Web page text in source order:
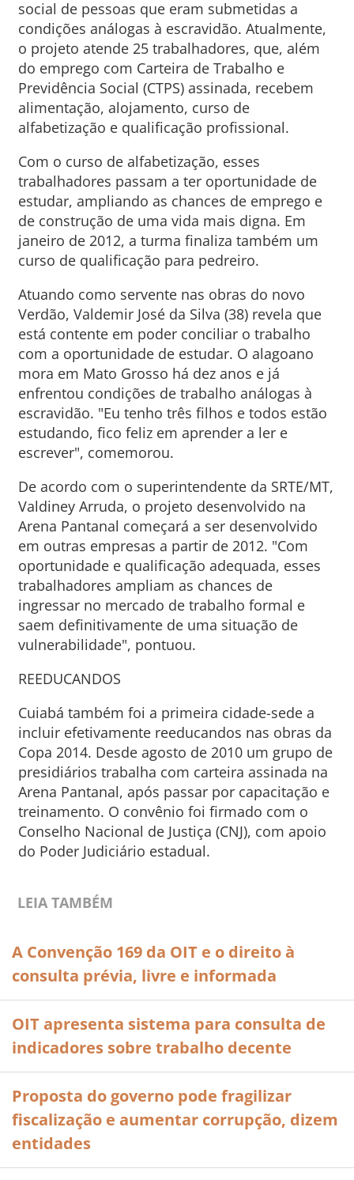
social de pessoas que eram submetidas a
condições análogas à escravidão. Atualmente,
o projeto atende 25 trabalhadores, que, além
do emprego com Carteira de Trabalho e
Previdência Social (CTPS) assinada, recebem
alimentação, alojamento, curso de
alfabetização e qualificação profissional.
Com o curso de alfabetização, esses
trabalhadores passam a ter oportunidade de
estudar, ampliando as chances de emprego e
de construção de uma vida mais digna. Em
janeiro de 2012, a turma finaliza também um
curso de qualificação para pedreiro.
Atuando como servente nas obras do novo
Verdão, Valdemir José da Silva (38) revela que
está contente em poder conciliar o trabalho
com a oportunidade de estudar. O alagoano
mora em Mato Grosso há dez anos e já
enfrentou condições de trabalho análogas à
escravidão. "Eu tenho três filhos e todos estão
estudando, fico feliz em aprender a ler e
escrever", comemorou.
De acordo com o superintendente da SRTE/MT,
Valdiney Arruda, o projeto desenvolvido na
Arena Pantanal começará a ser desenvolvido
em outras empresas a partir de 2012. "Com
oportunidade e qualificação adequada, esses
trabalhadores ampliam as chances de
ingressar no mercado de trabalho formal e
saem definitivamente de uma situação de
vulnerabilidade", pontuou.
REEDUCANDOS
Cuiabá também foi a primeira cidade-sede a
incluir efetivamente reeducandos nas obras da
Copa 2014. Desde agosto de 2010 um grupo de
presidiários trabalha com carteira assinada na
Arena Pantanal, após passar por capacitação e
treinamento. O convênio foi firmado com o
Conselho Nacional de Justiça (CNJ), com apoio
do Poder Judiciário estadual.
LEIA TAMBÉM
A Convenção 169 da OIT e o direito à
consulta prévia, livre e informada
OIT apresenta sistema para consulta de
indicadores sobre trabalho decente
Proposta do governo pode fragilizar
fiscalização e aumentar corrupção, dizem
entidades